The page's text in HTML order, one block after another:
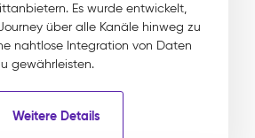
Es wurde entwickelt,
über alle Kanäle hinweg zu
nahtlose Integration von Daten
gewährleisten.
Weitere Details